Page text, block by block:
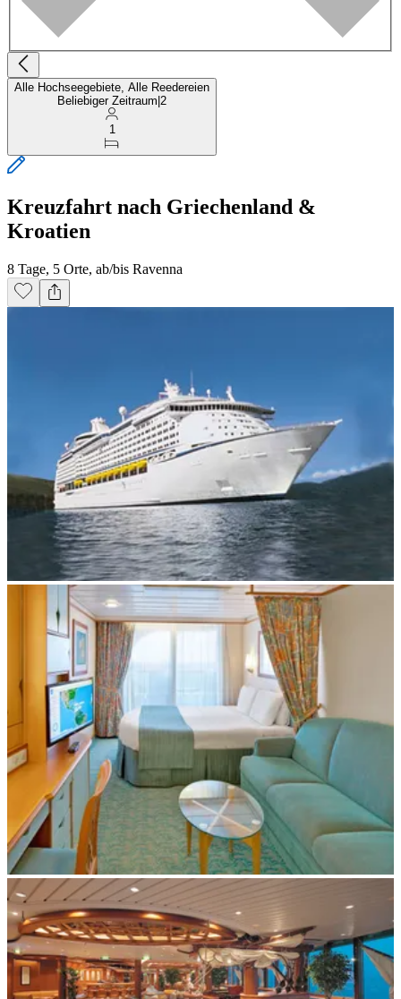
Alle Hochseegebiete, Alle Reedereien
Beliebiger Zeitraum 2
1
Kreuzfahrt nach Griechenland &
Kroatien
8 Tage, 5 Orte, ab/bis Ravenna